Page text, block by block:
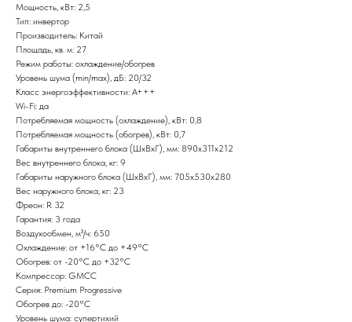
Мощность, кВт: 2,5
Тип: инвертор
Производитель: Китай
Площадь, кв. м: 27
Режим работы: охлаждение/обогрев
Уровень шума (min/max), дБ: 20/32
Класс энергоэффективности: A+++
Wi-Fi: да
Потребляемая мощность (охлаждение), кВт: 0,8
Потребляемая мощность (обогрев), кВт: 0,7
Габариты внутреннего блока (ШxВxГ), мм: 890x311x212
Вес внутреннего блока, кг: 9
Габариты наружного блока (ШxВxГ), мм: 705x530x280
Вес наружного блока, кг: 23
Фреон: R 32
Гарантия: 3 года
Воздухообмен, м³/ч: 650
Охлаждение: от +16°С до +49°С
Обогрев: от -20°С до +32°С
Компрессор: GMCC
Серия: Premium Progressive
Обогрев до: -20°С
Уровень шума: супертихий